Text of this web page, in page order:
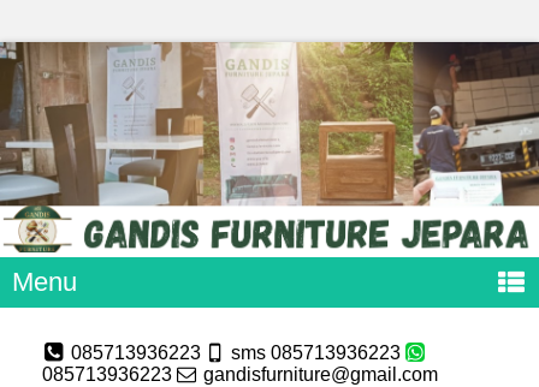
Menu
085713936223
sms 085713936223
085713936223
gandisfurniture@gmail.com